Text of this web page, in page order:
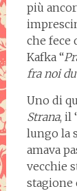
più
che fece
Kafka “
fra noi
Uno di
Strana, il
lungo la
amava
vecchie
stagione